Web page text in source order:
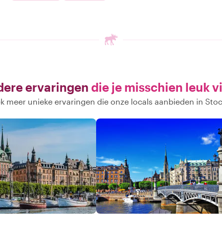
ervaringen die je misschien leuk
meer unieke ervaringen die onze locals aanbieden in